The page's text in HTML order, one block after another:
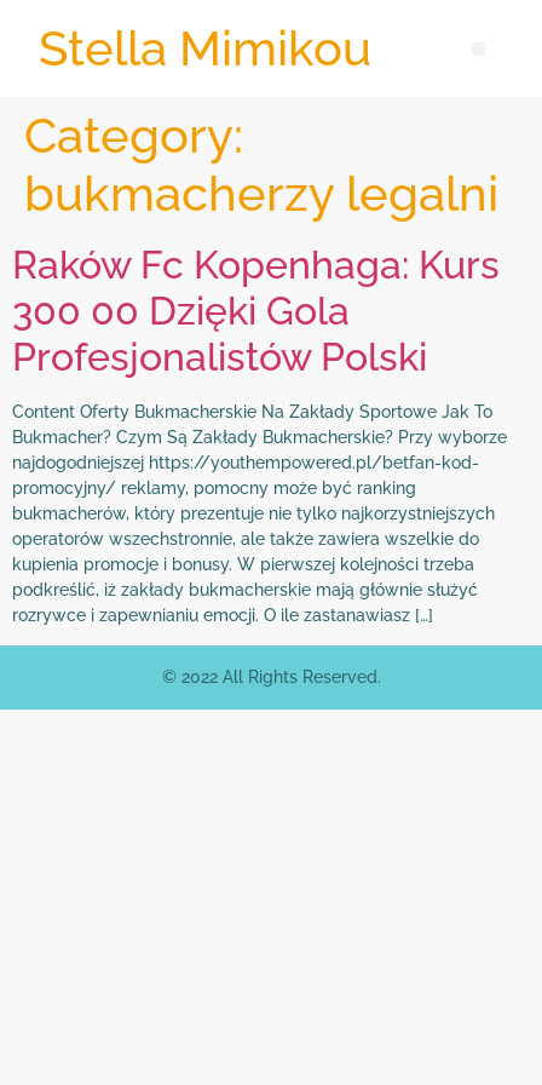
Stella Mimikou
Category:
bukmacherzy legalni
Raków Fc Kopenhaga: Kurs
300 00 Dzięki Gola
Profesjonalistów Polski
Content Oferty Bukmacherskie Na Zakłady Sportowe Jak To
Bukmacher? Czym Są Zakłady Bukmacherskie? Przy wyborze
najdogodniejszej https://youthempowered.pl/betfan-kod-
promocyjny/ reklamy, pomocny może być ranking
bukmacherów, który prezentuje nie tylko najkorzystniejszych
operatorów wszechstronnie, ale także zawiera wszelkie do
kupienia promocje i bonusy. W pierwszej kolejności trzeba
podkreślić, iż zakłady bukmacherskie mają głównie służyć
rozrywce i zapewnianiu emocji. O ile zastanawiasz […]
© 2022 All Rights Reserved.